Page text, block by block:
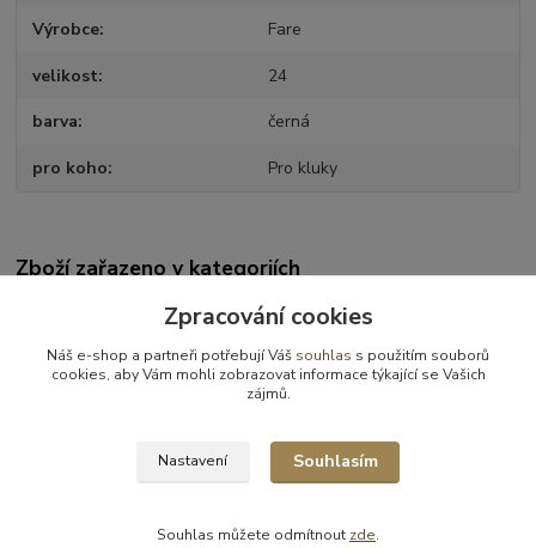
Výrobce Fare
velikost 24
barva černá
pro koho Pro kluky
Zboží zařazeno v kategoriích
Obuv celoroční
Celoroční obuv - výprodej
Zpracování cookies
Náš e-shop a partneři potřebují Váš souhlas s použitím souborů
cookies, aby Vám mohli zobrazovat informace týkající se Vašich
zájmů.
Nastavení Souhlasím
Souhlas můžete odmítnout zde.